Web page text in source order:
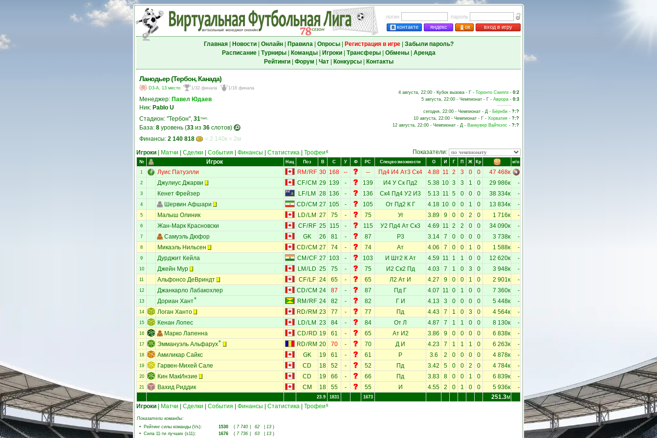
логин
пароль
контакте
яндекс ок вход в игру
Главная| Новости| Онлайн| Правила| Опросы| Регистрация в игре| Забыли пароль?
Расписание| Турниры| Команды| Игроки| Трансферы| Обмены| Аренда
Рейтинги| Форум Чат| Конкурсы| Контакты
Ланодьер (Тербон, Канада)
D3-A, 13 место 1/32 финала 1/16 финала
Менеджер: Павел Юдаев
Ник: Pablo U
Стадион: "Тербон", 31тыс.
База: 8 уровень (33 из 36 слотов)
Финансы: 2 140 818 = 2 140к = 2м
4 августа, 22:00 - Кубок вызова - Г - Торонто Скиллз - 0:2
5 августа, 22:00 - Чемпионат - Г - Аврора - 0:3
сегодня, 22:00 - Чемпионат - Д - Бёрнби - ?:?
10 августа, 22:00 - Чемпионат - Г - Хорватия - ?:?
12 августа, 22:00 - Чемпионат - Д - Ванкувер Вайткэпс - ?:?
Игроки Матчи Сделки События Финансы Статистика Трофеи 6 Показатели:
№ Игрок Нац Поз В С У Ф РС Спецвозможности О И Г П Ж Кр и/о
1 Луис Патуэлли RM / RF 30 168 -- -- Пд4 И4 Ат3 Ск4 4.88 11 2 3 0 0 47 468к
2 Джулиус Джарви CF/CM 29 139 - 139 И4 У Ск Пд2 5.38 10 3 3 1 0 29 986к -
3 Кенет Фрейзер LF/ LM 28 136 - 136 Ск4 Пд4 У2 И3 5.13 11 5 0 0 0 38 334к -
4 Шервин Афшари CD/CM 27 105 - 105 От Пд2 К Г 4.18 10 0 0 1 0 13 834к -
5 Малыш Олиник LD/ LM 27 75 - 75 Уг 3.89 9 0 0 2 0 1 716к -
6 Жан-Марк Красновски CF/RF 25 115 - 115 У2 Пд4 Ат Ск3 4.69 11 2 2 0 0 34 090к -
7 Самуэль Дюфор GK 26 81 - 87 Р3 3.14 7 0 0 0 0 3 738к -
8 Микаэль Нильсен CD/CM 27 74 - 74 Ат 4.06 7 0 0 1 0 1 588к -
9 Дурджит Кейла CM /CF 27 103 - 103 И Шт2 К Ат 4.59 11 1 1 0 0 12 620к -
10 Джейн Мур LM / LD 25 75 - 75 И2 Ск2 Пд 4.03 7 1 0 3 0 3 948к -
11 Альфонсо ДеВриндт CF/LF 24 65 - 65 Л2 Ат И 4.27 9 0 0 1 0 2 901к -
12 Джанкарло Лабакохлер CD/CM 24 87 - 87 Пд Г 4.07 11 0 1 0 0 7 360к -
13 Дориан Хант RM / RF 24 82 - 82 Г И 4.13 3 0 0 0 0 5 448к -
14 Логан Ханто RD/ RM 23 77 - 77 Пд 4.43 7 1 0 3 0 4 564к -
15 Кенан Лопес LD/ LM 23 84 - 84 От Л 4.87 7 1 1 0 0 8 130к -
16 Марко Лапенна CD/RD 19 61 - 65 Ат И2 3.86 9 0 0 0 0 6 838к -
17 Эммануэль Альфарух RD/ RM 20 70 - 70 Д И 4.23 7 1 1 1 0 6 263к -
18 Амиликар Сайкс GK 19 61 - 61 Р 3.6 2 0 0 0 0 4 878к -
19 Гарвен-Михей Сале CD 18 52 - 52 Пд 3.42 5 0 0 2 0 4 784к -
20 Кин МакИнзие CD 19 66 - 66 Пд 3.83 8 0 0 1 0 6 839к -
21 Вахид Риддик CM 18 55 - 55 И 4.55 2 0 1 0 0 5 936к -
23.9 1831 1673 251.3м
Игроки
Матчи Сделки События Финансы Статистика Трофеи 6
Показатели команды:
• Рейтинг силы команды (Vs): 1530 ( 7 740 62 13 )
• Сила 11-ти лучших (s11): 1676 ( 7 736 63 13 )